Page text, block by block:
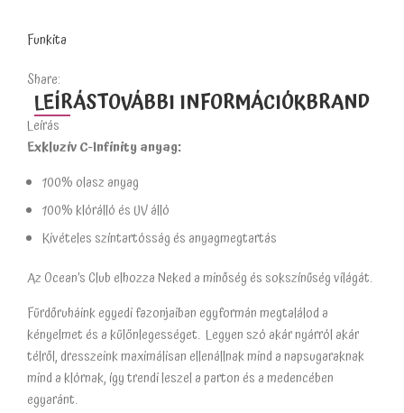
Funkita
Share:
LEÍRÁSTOVÁBBI INFORMÁCIÓKBRAND
Leírás
Exkluzív C-Infinity anyag:
100% olasz anyag
100% klórálló és UV álló
Kivételes színtartósság és anyagmegtartás
Az Ocean’s Club elhozza Neked a minőség és sokszínűség világát.
Fürdőruháink egyedi fazonjaiban egyformán megtalálod a
kényelmet és a különlegességet. Legyen szó akár nyárról akár
télről, dresszeink maximálisan ellenállnak mind a napsugaraknak
mind a klórnak, így trendi leszel a parton és a medencében
egyaránt.